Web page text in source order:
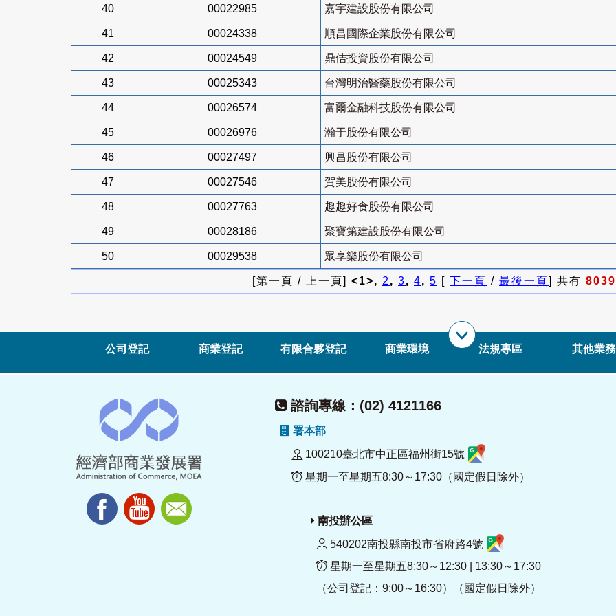
40 00022985 嘉宇建設股份有限公司
41 00024338 順昌國際企業股份有限公司
42 00024549 鼎佶投資股份有限公司
43 00025343 台灣明治醫藥股份有限公司
44 00026574 富爾金融科技股份有限公司
45 00026976 瀚于股份有限公司
46 00027497 興昌股份有限公司
47 00027546 賀美股份有限公司
48 00027763 趣趣好食股份有限公司
49 00028186 聚寶第建設股份有限公司
50 00029538 眾享樂股份有限公司
[第一頁 / 上一頁] <1>, 2, 3, 4, 5 [ 下一頁 / 最後一頁] 共有 8039
公司登記 商業登記 有限合夥登記 商業環境 法規專區 其他業務
諮詢專線：(02) 4121166
署本部
100210臺北市中正區福州街15號
星期一至星期五8:30～17:30（國定假日除外）
南投辦公區
540202南投縣南投市省府路4號
星期一至星期五8:30～12:30 | 13:30～17:30
（公司登記：9:00～16:30）（國定假日除外）